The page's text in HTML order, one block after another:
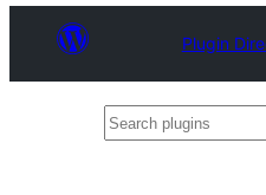
Plugin
Search